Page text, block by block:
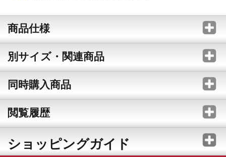
商品仕様
別サイズ・関連商品
同時購入商品
閲覧履歴
ショッピングガイド